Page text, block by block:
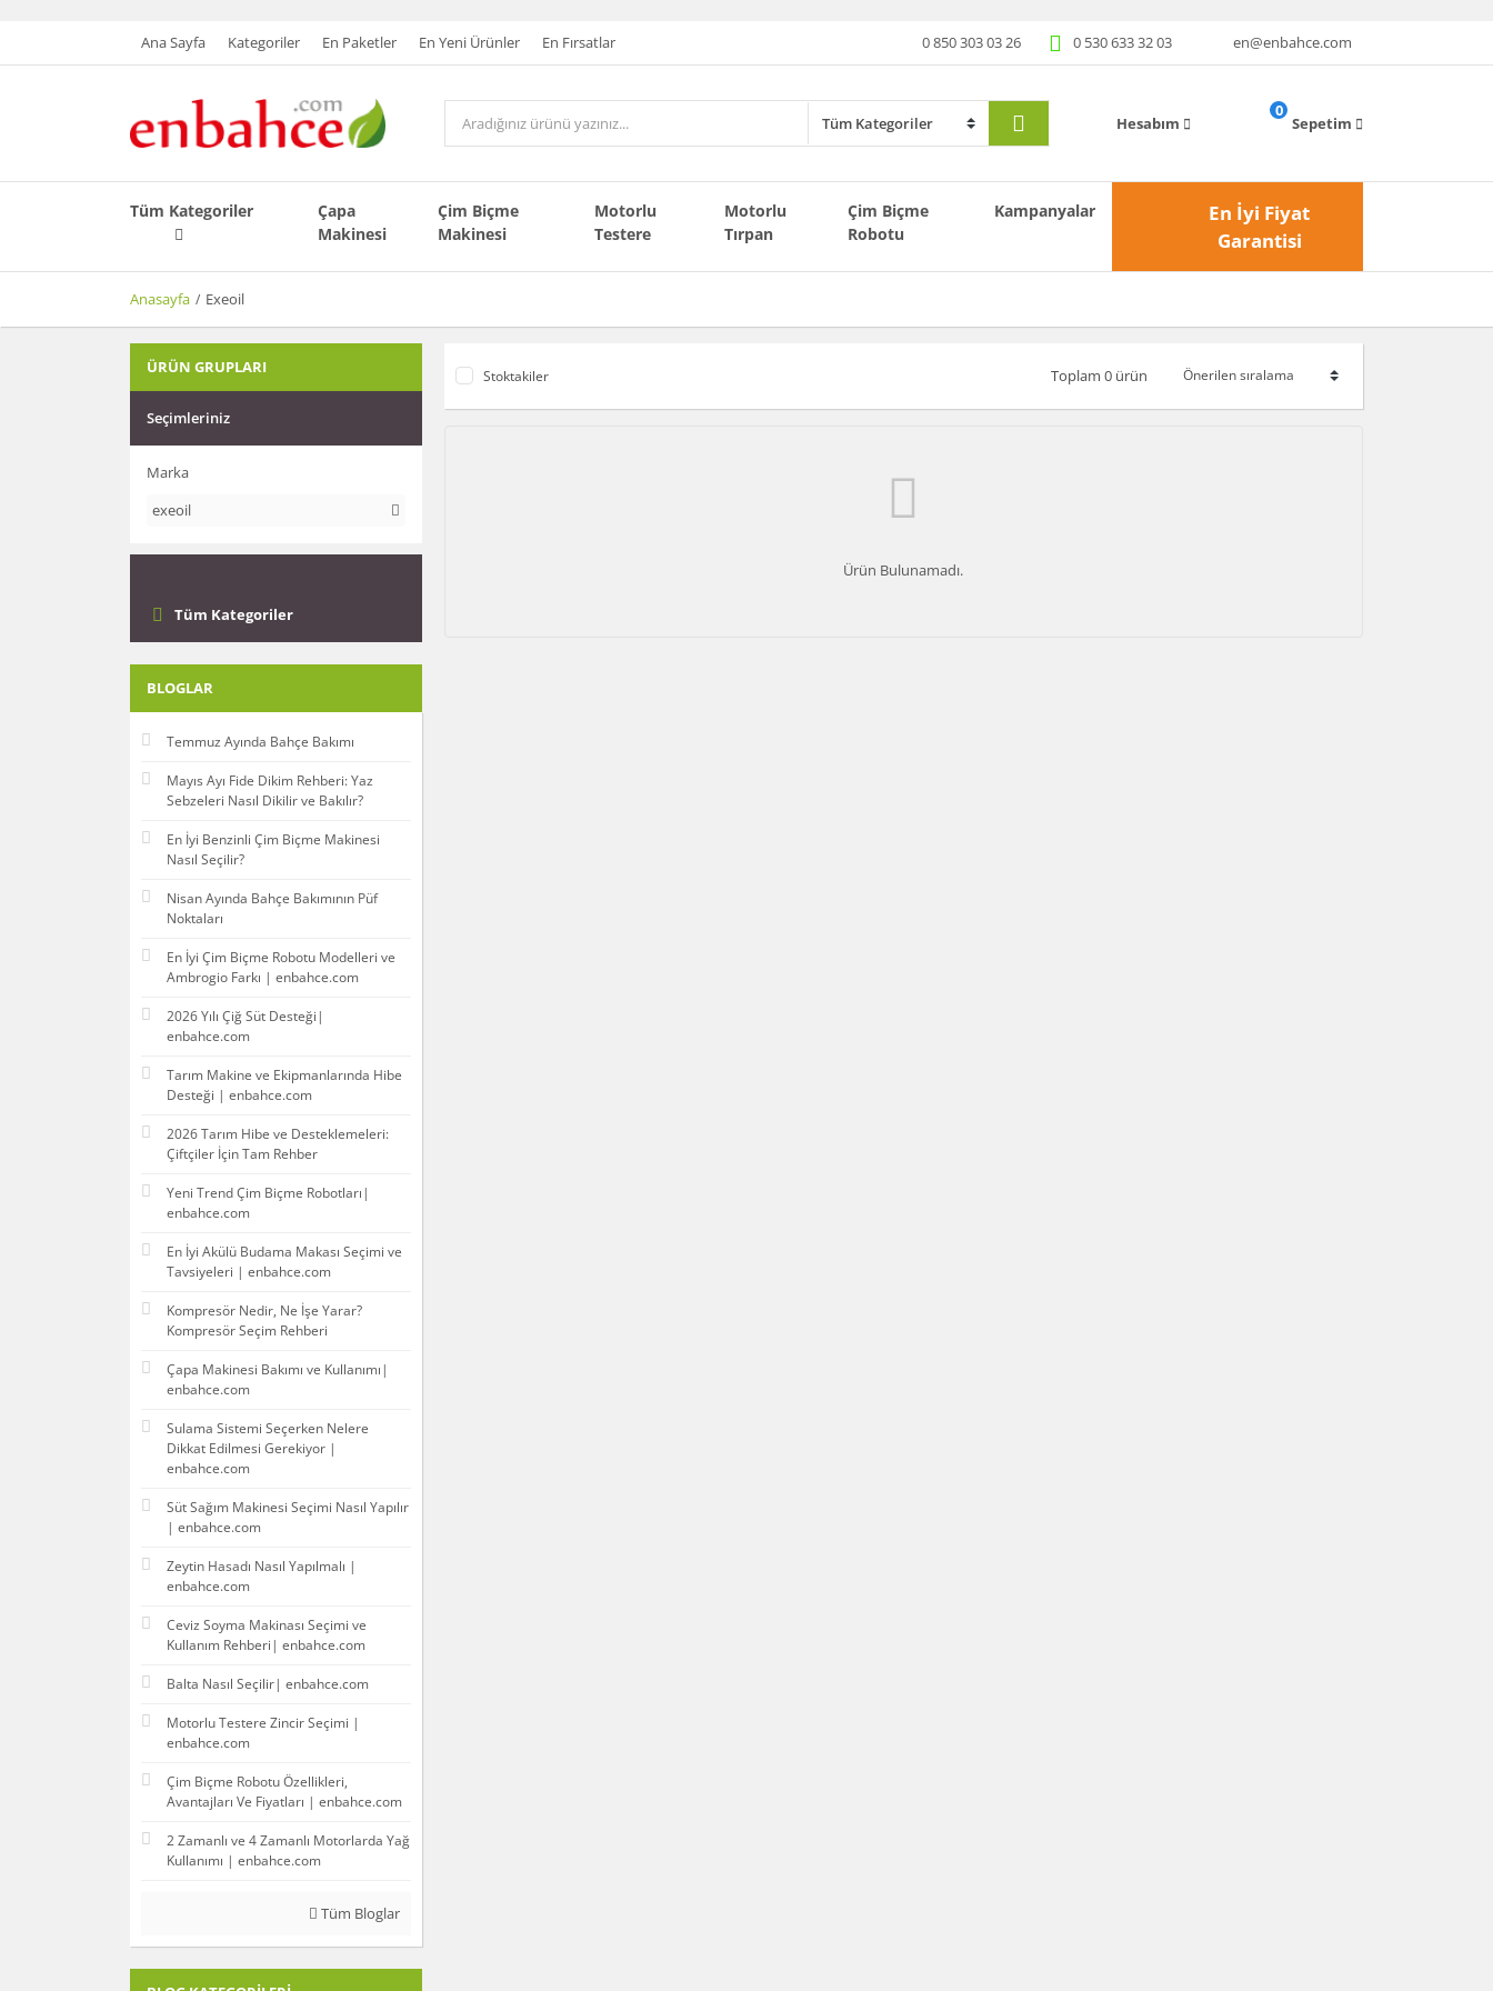
Ana Sayfa Kategoriler En Paketler En Yeni Ürünler En Fırsatlar 0 850 303 03 26 0 530 633 32 03 en@enbahce.com
Hesabım Sepetim
0
Tüm Kategoriler
Çapa
Makinesi
Çim Biçme
Makinesi
Motorlu
Testere
Motorlu
Tırpan
Çim Biçme
Robotu
Kampanyalar
En İyi Fiyat
Garantisi
Anasayfa Exeoil
ÜRÜN GRUPLARI
Seçimleriniz
Marka
exeoil
Tüm Kategoriler
BLOGLAR
Temmuz Ayında Bahçe Bakımı
Mayıs Ayı Fide Dikim Rehberi: Yaz
Sebzeleri Nasıl Dikilir ve Bakılır?
En İyi Benzinli Çim Biçme Makinesi
Nasıl Seçilir?
Nisan Ayında Bahçe Bakımının Püf
Noktaları
En İyi Çim Biçme Robotu Modelleri ve
Ambrogio Farkı | enbahce.com
2026 Yılı Çiğ Süt Desteği|
enbahce.com
Tarım Makine ve Ekipmanlarında Hibe
Desteği | enbahce.com
2026 Tarım Hibe ve Desteklemeleri:
Çiftçiler İçin Tam Rehber
Yeni Trend Çim Biçme Robotları|
enbahce.com
En İyi Akülü Budama Makası Seçimi ve
Tavsiyeleri | enbahce.com
Kompresör Nedir, Ne İşe Yarar?
Kompresör Seçim Rehberi
Çapa Makinesi Bakımı ve Kullanımı|
enbahce.com
Sulama Sistemi Seçerken Nelere
Dikkat Edilmesi Gerekiyor |
enbahce.com
Süt Sağım Makinesi Seçimi Nasıl Yapılır
| enbahce.com
Zeytin Hasadı Nasıl Yapılmalı |
enbahce.com
Ceviz Soyma Makinası Seçimi ve
Kullanım Rehberi| enbahce.com
Balta Nasıl Seçilir| enbahce.com
Motorlu Testere Zincir Seçimi |
enbahce.com
Çim Biçme Robotu Özellikleri,
Avantajları Ve Fiyatları | enbahce.com
2 Zamanlı ve 4 Zamanlı Motorlarda Yağ
Kullanımı | enbahce.com
Tüm Bloglar
Stoktakiler Toplam 0 ürün
Ürün Bulunamadı.